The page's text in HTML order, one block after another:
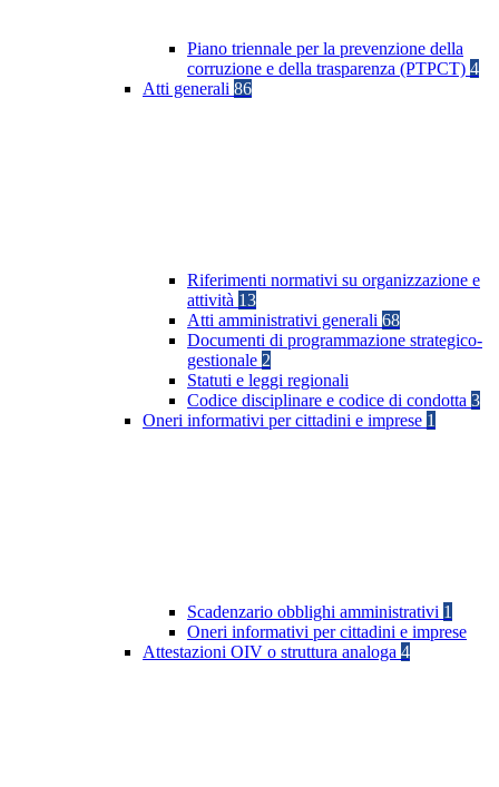
Piano triennale per la prevenzione della
corruzione e della trasparenza (PTPCT) 4
Atti generali 86
Riferimenti normativi su organizzazione e
attività 13
Atti amministrativi generali 68
Documenti di programmazione strategico-
gestionale 2
Statuti e leggi regionali
Codice disciplinare e codice di condotta 3
Oneri informativi per cittadini e imprese 1
Scadenzario obblighi amministrativi 1
Oneri informativi per cittadini e imprese
Attestazioni OIV o struttura analoga 4